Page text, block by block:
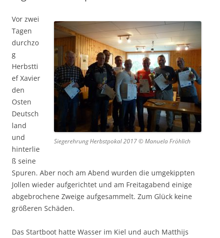
Siegerehrung Herbstpokal 2017 © Manuela Fröhlich
Vor zwei
Tagen
durchzo
g
Herbstti
ef Xavier
den
Osten
Deutsch
land
und
hinterlie
ß seine
Spuren. Aber noch am Abend wurden die umgekippten
Jollen wieder aufgerichtet und am Freitagabend einige
abgebrochene Zweige aufgesammelt. Zum Glück keine
größeren Schäden.
Das Startboot hatte Wasser im Kiel und auch Matthijs